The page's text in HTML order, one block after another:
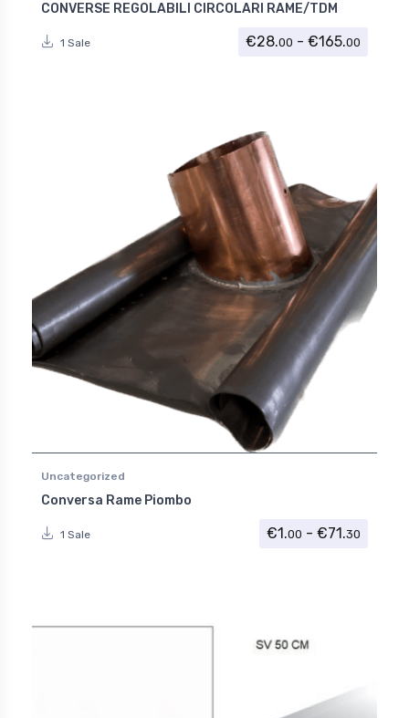
CONVERSE REGOLABILI CIRCOLARI RAME/TDM
1 Sale €28.00 - €165.00
Uncategorized
Conversa Rame Piombo
1 Sale €1.00 - €71.30